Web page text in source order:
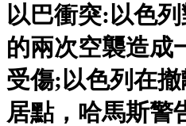
以巴衝突:以色
的兩次空襲造成
受傷;以色列在
居點，哈馬斯警